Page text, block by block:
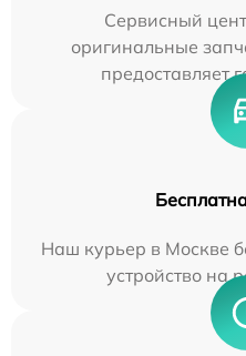
Сервисный
оригинальные
предоставляет
Наш курьер в Москве
устройство на